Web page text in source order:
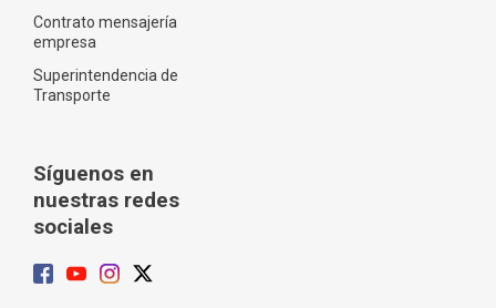
Contrato mensajería
empresa
Superintendencia de
Transporte
Síguenos en
nuestras redes
sociales